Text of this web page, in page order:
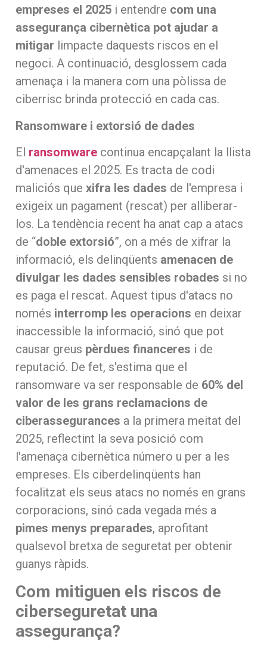
empreses el 2025 i entendre com una
assegurança cibernètica pot ajudar a
mitigar limpacte daquests riscos en el
negoci. A continuació, desglossem cada
amenaça i la manera com una pòlissa de
ciberrisc brinda protecció en cada cas.
Ransomware i extorsió de dades
El ransomware continua encapçalant la llista
d'amenaces el 2025. Es tracta de codi
maliciós que xifra les dades de l'empresa i
exigeix un pagament (rescat) per alliberar-
los. La tendència recent ha anat cap a atacs
de “doble extorsió”, on a més de xifrar la
informació, els delinqüents amenacen de
divulgar les dades sensibles robades si no
es paga el rescat. Aquest tipus d'atacs no
només interromp les operacions en deixar
inaccessible la informació, sinó que pot
causar greus pèrdues financeres i de
reputació. De fet, s'estima que el
ransomware va ser responsable de 60% del
valor de les grans reclamacions de
ciberassegurances a la primera meitat del
2025, reflectint la seva posició com
l'amenaça cibernètica número u per a les
empreses. Els ciberdelinqüents han
focalitzat els seus atacs no només en grans
corporacions, sinó cada vegada més a
pimes menys preparades, aprofitant
qualsevol bretxa de seguretat per obtenir
guanys ràpids.
Com mitiguen els riscos de
ciberseguretat una
assegurança?